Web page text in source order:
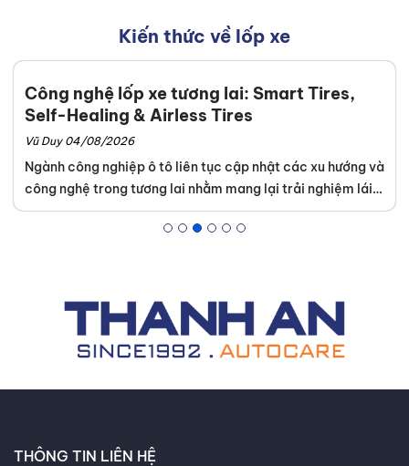
Kiến thức về lốp xe
Công nghệ lốp xe tương lai: Smart Tires,
Self-Healing & Airless Tires
Vũ Duy 04/08/2026
Ngành công nghiệp ô tô liên tục cập nhật các xu hướng và
công nghệ trong tương lai nhằm mang lại trải nghiệm lái
xe an toàn tuyệt đối. Khách hàng dễ dàng tìm thấy những
dòng sản phẩm tích hợp kỹ thuật cao tại hệ thống của
ngân sách bảo dưỡng dài hạn.
THÔNG TIN LIÊN HỆ